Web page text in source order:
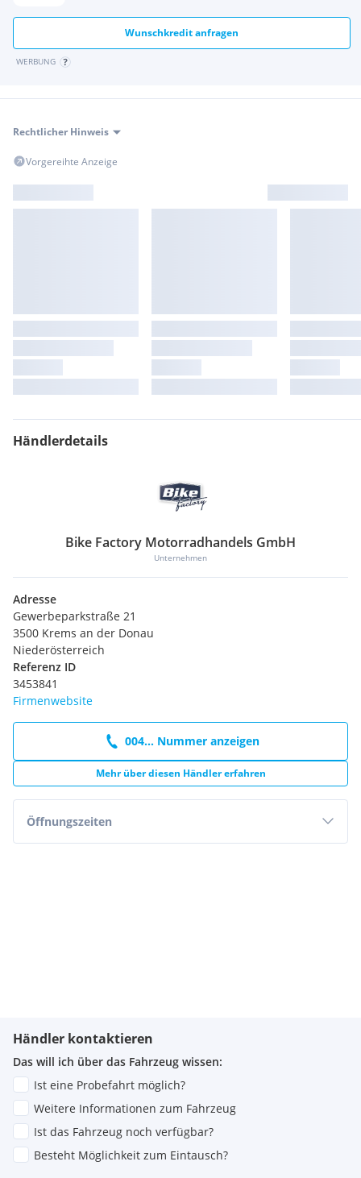
Matt Ballistic Black Metallic mit neuen roten Akzenten
Pearl Glare White mit überarbeiteten Tricolore Grafiken
(exklusiv erhältlich bei der ES“ Variante)
6 Jahre Honda Neufahrzeuggarantie
KONTAKT
Walter Prohaska
Vertriebsleitung & Verkauf - Krems
(0) 2732 79999 15
Katalysator
Wunschkredit anfragen
WERBUNG
Rechtlicher Hinweis
Vorgereihte Anzeige
Händlerdetails
Bike Factory Motorradhandels GmbH
Unternehmen
Adresse
Gewerbeparkstraße 21
3500 Krems an der Donau
Niederösterreich
Referenz ID
3453841
Firmenwebsite
004... Nummer anzeigen
Mehr über diesen Händler erfahren
Öffnungszeiten
Händler kontaktieren
Das will ich über das Fahrzeug wissen:
Ist eine Probefahrt möglich?
Weitere Informationen zum Fahrzeug
Ist das Fahrzeug noch verfügbar?
Besteht Möglichkeit zum Eintausch?